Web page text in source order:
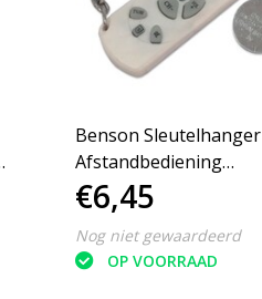
Benson Sleutelhanger
Afstandbediening
Universeel
€6,45
Nog niet gewaardeerd
OP VOORRAAD